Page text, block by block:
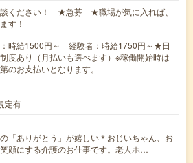
談ください！ ★急募 ★職場が気に入れば、
す！
時給1500円～ 経験者：時給1750円～★日
度あり（月払いも選べます）※稼働開始時は
のお支払いとなります。
定有
「ありがとう」が嬉しい＊おじいちゃん、お
顔にする介護のお仕事です。老人ホ…